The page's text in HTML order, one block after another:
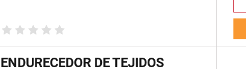
ENDURECEDOR DE TEJIDOS